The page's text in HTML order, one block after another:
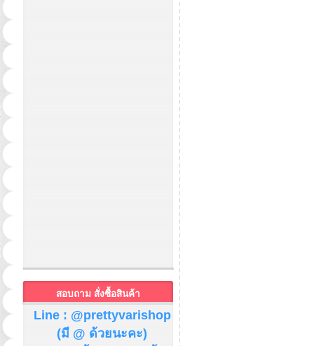
สอบถาม สั่งซื้อสินค้า
Line : @prettyvarishop
(มี @ ด้วยนะคะ)